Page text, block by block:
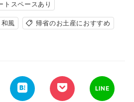
トスペースあり
和風 帰省のお土産におすすめ
LINE